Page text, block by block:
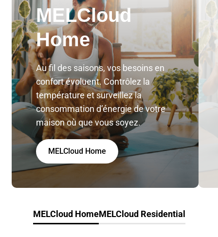
MELCloud
Home
Au fil des saisons, vos besoins en
confort évoluent. Contrôlez la
température et surveillez la
consommation d’énergie de votre
maison où que vous soyez.
MELCloud Home
MELCloud HomeMELCloud Residential